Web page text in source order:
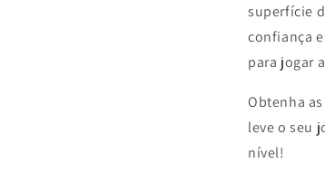
superfície
confiança
para jogar
Obtenha
leve o seu
nível!